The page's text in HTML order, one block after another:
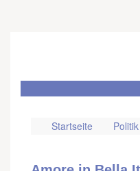
Startseite Politik